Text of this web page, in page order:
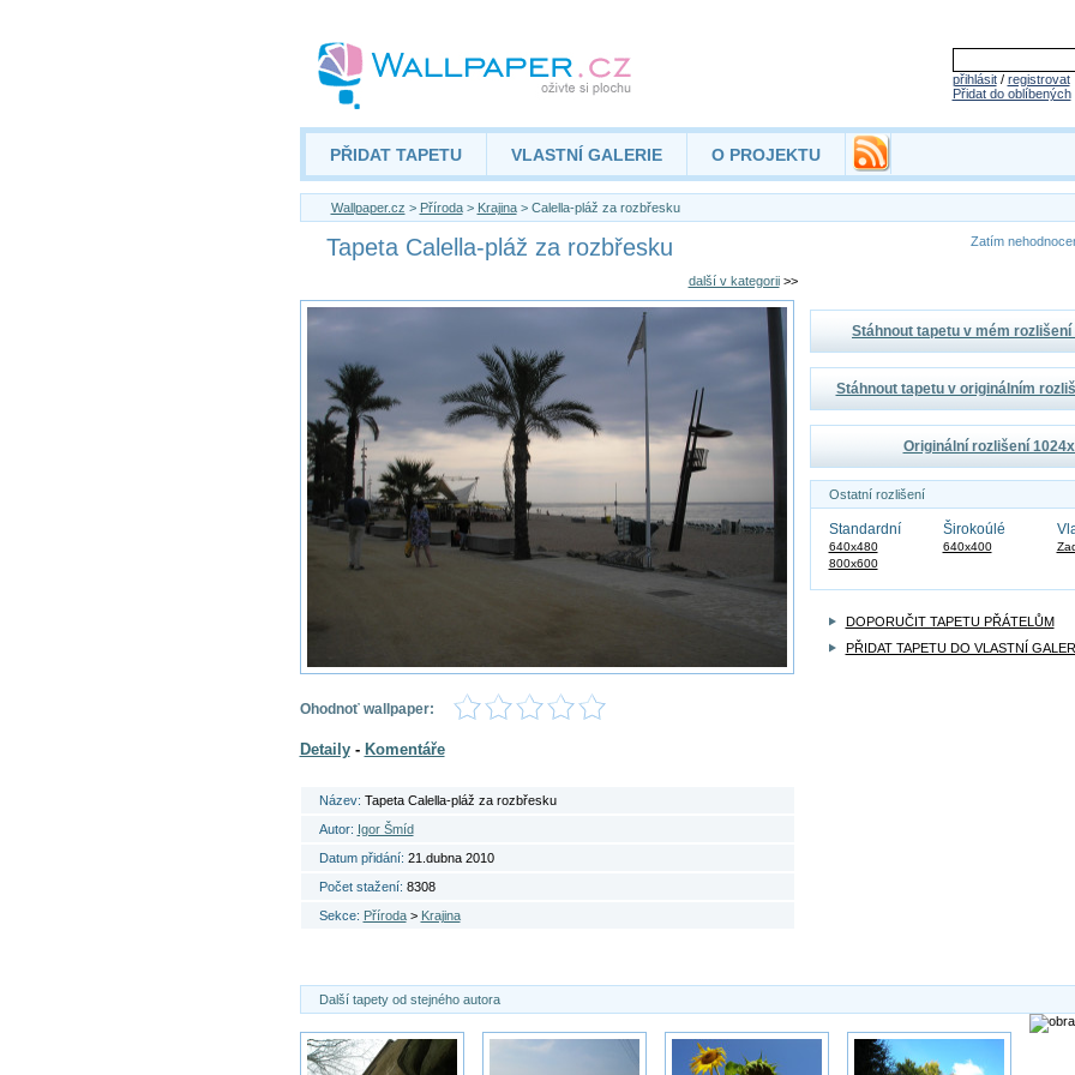
přihlásit/ registrovat
Přidat do oblíbených
PŘIDAT TAPETU VLASTNÍ GALERIE O PROJEKTU
Wallpaper.cz > Příroda> Krajina> Calella-pláž za rozbřesku
Tapeta Calella-pláž za rozbřesku Zatím
další v kategorii>>
Ohodnoť wallpaper:
Detaily- Komentáře
Název: Tapeta Calella-pláž za rozbřesku
Autor: Igor Šmíd
Datum přidání: 21.dubna 2010
Počet stažení: 8308
Sekce: Příroda> Krajina
Stáhnout tapetu v mém rozlišení
Stáhnout tapetu v originálním
Originální rozlišení
Ostatní rozlišení
Standardní
640x480
800x600
Širokoúlé
640x400
DOPORUČIT TAPETU PŘÁTELŮM
PŘIDAT TAPETU DO VLASTNÍ
Další tapety od stejného autora